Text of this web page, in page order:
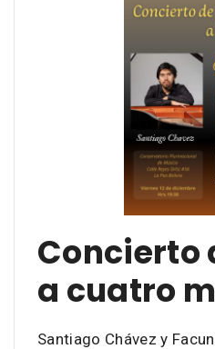
Concierto
a cuatro
Santiago Chávez y